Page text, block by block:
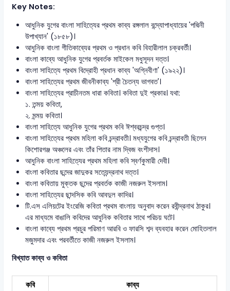
Key Notes:
আধুনিক যুগের বাংলা সাহিত্যের প্রথম কাব্য রঙ্গলাল বন্দ্যোপাধ্যায়ের 'পদ্মিনী
উপাখ্যান' (১৮৫৮)।
আধুনিক বাংলা গীতিকাব্যের প্রথম ও প্রধান কবি বিহারীলাল চক্রবর্তী।
বাংলা কাব্যে আধুনিক যুগের প্রবর্তক মাইকেল মধুসূদন দত্ত।
বাংলা সাহিত্যে প্রথম বিদ্রোহী প্রধান কাব্য 'অগ্নিবীণা' (১৯২২)।
বাংলা সাহিত্যের প্রথম জীবনীকাব্য 'শ্রী চৈতন্য ভাগবত'।
বাংলা সাহিত্যের প্রাচীনতম ধারা কবিতা। কবিতা দুই প্রকার। যথা:
১. তন্ময় কবিতা,
২. মন্ময় কবিতা।
বাংলা সাহিত্যে আধুনিক যুগের প্রথম কবি ঈশ্বরচন্দ্র গুপ্ত।
বাংলা সাহিত্যের প্রথম মহিলা কবি চন্দ্রাবতী। মধ্যযুগের কবি চন্দ্রাবতী ছিলেন
কিশোরগঞ্জ অঞ্চলের এবং তাঁর পিতার নাম দ্বিজ বংশীদাস।
আধুনিক বাংলা সাহিত্যের প্রথম মহিলা কবি স্বর্ণকুমারী দেবী।
বাংলা কবিতার ছন্দের জাদুকর সত্যেন্দ্রনাথ দত্ত।
বাংলা কবিতায় মুক্তক ছন্দের প্রবর্তক কাজী নজরুল ইসলাম।
বাংলা সাহিত্যের ছান্দসিক কবি আবদুল কাদির।
টি.এস এলিয়টের ইংরেজি কবিতা প্রথম বাংলায় অনুবাদ করেন রবীন্দ্রনাথ ঠাকুর।
এর মাধ্যমে বাঙালি কবিদের আধুনিক কবিতার সাথে পরিচয় ঘটে।
বাংলা কাব্যে প্রথম প্রচুর পরিমাণ আরবি ও ফারসি শব্দ ব্যবহার করেন মোহিতলাল
মজুমদার এবং পরবর্তীতে কাজী নজরুল ইসলাম।
বিখ্যাত কাব্য ও কবিতা
কবি কাব্য